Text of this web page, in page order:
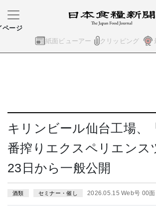
紙面ビューアー クリッピング
ページ
キリンビール仙台工場、
番搾りエクスペリエンス
23日から一般公開
酒類 セミナー・催し 2026.05.15 Web号 00面